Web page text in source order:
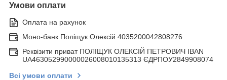
Умови оплати
Оплата на рахунок
Моно-банк Поліщук Олексій 4035200042808276
Реквізити приват ПОЛІЩУК ОЛЕКСІЙ ПЕТРОВИЧ IBAN
UA463052990000026008010135313 ЄДРПОУ2849908074
Всі умови оплати